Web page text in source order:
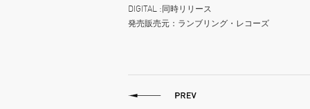
DIGITAL :同時リリース
発売販売元：ランブリング・レコーズ